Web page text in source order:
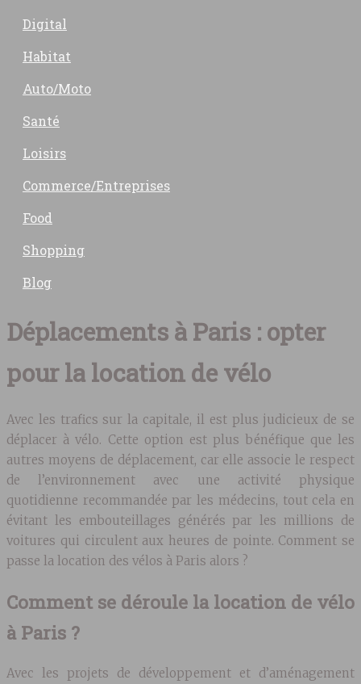
Digital
Habitat
Auto/Moto
Santé
Loisirs
Commerce/Entreprises
Food
Shopping
Blog
Déplacements à Paris : opter
pour la location de vélo
Avec les trafics sur la capitale, il est plus judicieux de se
déplacer à vélo. Cette option est plus bénéfique que les
autres moyens de déplacement, car elle associe le respect
de l’environnement avec une activité physique
quotidienne recommandée par les médecins, tout cela en
évitant les embouteillages générés par les millions de
voitures qui circulent aux heures de pointe. Comment se
passe la location des vélos à Paris alors ?
Comment se déroule la location de vélo
à Paris ?
Avec les projets de développement et d’aménagement